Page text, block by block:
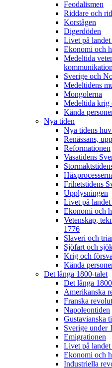
Feodalismen
Riddare och
Korstågen
Digerdöden
Livet på landet
Ekonomi och
Medeltida
Sverige och
Medeltidens
Mongolerna
Medeltida krig
Kända
Nya tiden
Nya tidens
Renässans,
Reformationen
Vasatidens
Frihetstidens
Upplysningen
Livet på
Ekonomi och
Vetenskap,
1776
Slaveri och
Sjöfart och
Krig och
Kända
Det långa 1800-talet
Det långa
Amerikanska
Franska
Napoleontiden
Gustavianska
Sverige under
Emigrationen
Livet på
Ekonomi och
Industriella